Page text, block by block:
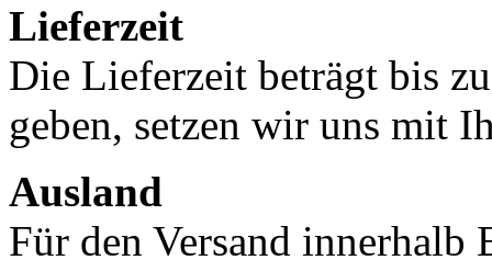
Lieferzeit
Die Lieferzeit beträgt bis
geben, setzen wir uns mit
Ausland
Für den Versand innerhalb